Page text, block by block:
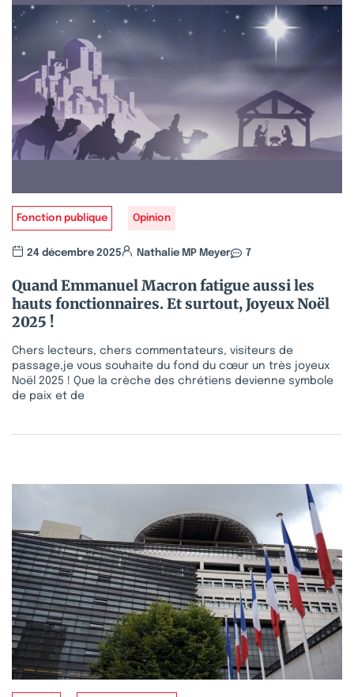
Fonction publique Opinion
24 décembre 2025 Nathalie MP Meyer 7
Quand Emmanuel Macron fatigue aussi les
hauts fonctionnaires. Et surtout, Joyeux Noël
2025 !
Chers lecteurs, chers commentateurs, visiteurs de
passage,je vous souhaite du fond du cœur un très joyeux
Noël 2025 ! Que la crèche des chrétiens devienne symbole
de paix et de